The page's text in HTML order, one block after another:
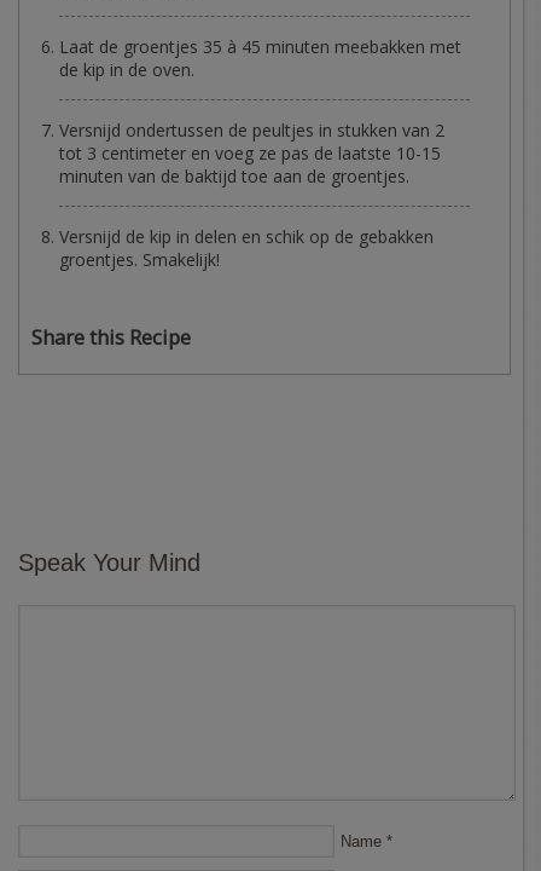
Laat de groentjes 35 à 45 minuten meebakken met
de kip in de oven.
Versnijd ondertussen de peultjes in stukken van 2
tot 3 centimeter en voeg ze pas de laatste 10-15
minuten van de baktijd toe aan de groentjes.
Versnijd de kip in delen en schik op de gebakken
groentjes. Smakelijk!
Share this Recipe
Speak Your Mind
Name *